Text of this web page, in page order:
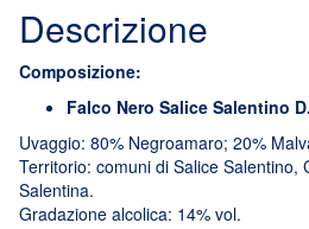
Descrizione
Composizione:
Falco Nero Salice Salentino
Uvaggio: 80% Negroamaro; 20%
Territorio: comuni di Salice Salentino,
Salentina.
Gradazione alcolica: 14% vol.